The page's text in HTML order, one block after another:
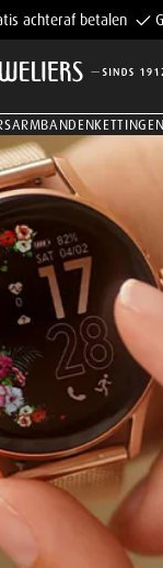
achteraf betalen
ARMBANDENKETTINGEN